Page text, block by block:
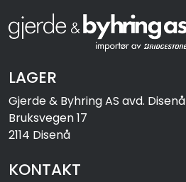
LAGER
Gjerde & Byhring AS avd. Disenå
Bruksvegen 17
2114 Disenå
KONTAKT